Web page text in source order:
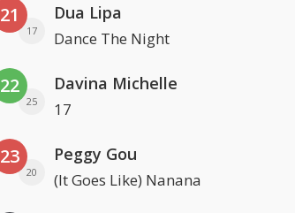
21
17
Dua Lipa
Dance The Night
22
25
Davina Michelle
17
23
20
Peggy Gou
(It Goes Like) Nanana